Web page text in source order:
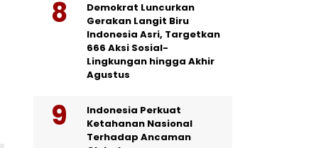
Demokrat Luncurkan
Gerakan Langit Biru
Indonesia Asri, Targetkan
666 Aksi Sosial-
Lingkungan hingga Akhir
Agustus
Indonesia Perkuat
Ketahanan Nasional
Terhadap Ancaman